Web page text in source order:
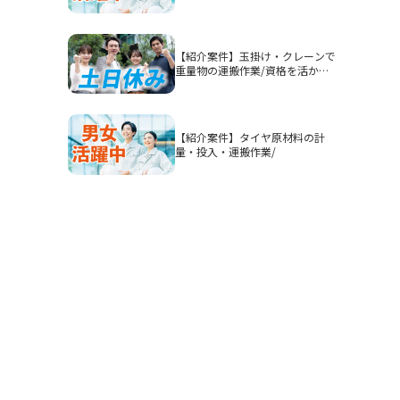
躍【紹介案件】玉掛け・クレーンで
重量物の運搬作業/資格を活かし
【紹介案件】タイヤ原材料の計
量・投入・運搬作業/